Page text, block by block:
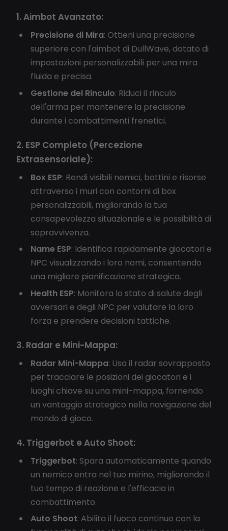
1. Aimbot Avanzato:
Precisione di Mira: Ottieni una precisione
superiore con l'aimbot di DullWave, dotato di
impostazioni personalizzabili per una mira
fluida e precisa.
Gestione del Rinculo: Riduci il rinculo
dell'arma per mantenere la precisione
durante i combattimenti frenetici.
2. ESP Completo (Percezione
Extrasensoriale):
Box ESP: Rendi visibili nemici, bottini e risorse
attraverso i muri con contorni di box
personalizzabili, migliorando la tua
consapevolezza situazionale e le possibilità di
sopravvivenza.
Name ESP: Identifica rapidamente giocatori e
NPC visualizzando i loro nomi, consentendo
una migliore pianificazione strategica.
Health ESP: Monitora lo stato di salute degli
avversari e degli NPC per valutare la loro
forza e prendere decisioni tattiche.
3. Radar e Mini-Mappa:
Radar Mini-Mappa: Usa il radar sovrapposto
per tracciare le posizioni dei giocatori e i
luoghi chiave su una mini-mappa, fornendo
un vantaggio strategico nella navigazione del
mondo di gioco.
4. Triggerbot e Auto Shoot:
Triggerbot: Spara automaticamente quando
un nemico entra nel tuo mirino, migliorando il
tuo tempo di reazione e l'efficacia in
combattimento.
Auto Shoot: Abilita il fuoco continuo con la